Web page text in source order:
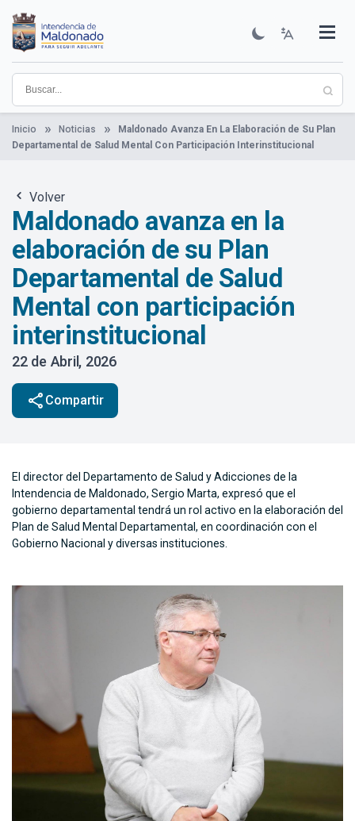
contenido
principal
Institucional
Municipios
Descubre Maldonado
Comunicación
Servicios
Guía De Trámites
Ver Noticias
Inicio Noticias
Maldonado Avanza En La Elaboración de Su Plan
Departamental de Salud Mental Con Participación Interinstitucional
Volver
Maldonado avanza en la
elaboración de su Plan
Departamental de Salud
Mental con participación
interinstitucional
22 de Abril, 2026
share Compartir
El director del Departamento de Salud y Adicciones de la
Intendencia de Maldonado, Sergio Marta, expresó que el
gobierno departamental tendrá un rol activo en la elaboración del
Plan de Salud Mental Departamental, en coordinación con el
Gobierno Nacional y diversas instituciones.